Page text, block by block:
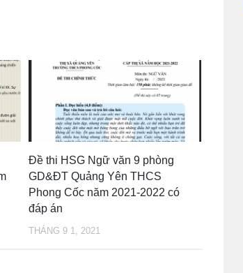
Đề thi HSG Ngữ văn 9 phòng
GD&ĐT Quảng Yên THCS
Phong Cốc năm 2021-2022 có
đáp án
THÁNG 9 1, 2021